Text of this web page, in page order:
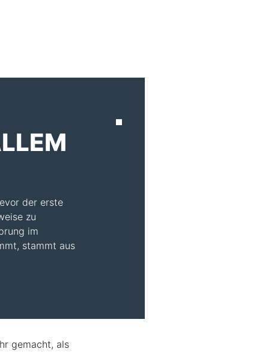
der erste
zu
im
stammt aus
gemacht, als